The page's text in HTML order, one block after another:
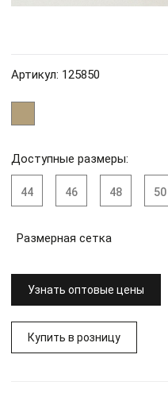
Артикул: 125850
Доступные размеры:
44 46 48 50
Размерная сетка
Узнать оптовые цены
Купить в розницу